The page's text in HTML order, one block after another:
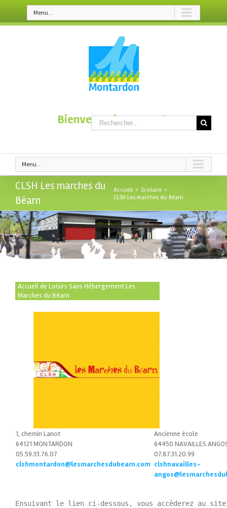
Menu...
Bienvenue à Montardon
Menu...
CLSH Les marches du
Béarn
Accueil > Scolaire >
CLSH Les marches du Béarn
Accueil de Loisirs Sans Hébergement Les
Marches du Béarn
1, chemin Lanot
64121 MONTARDON
05.59.33.76.07
clshmontardon@lesmarchesdubearn.com
Ancienne école
64450 NAVAILLES
07.87.31.20.99
clshnavailles-